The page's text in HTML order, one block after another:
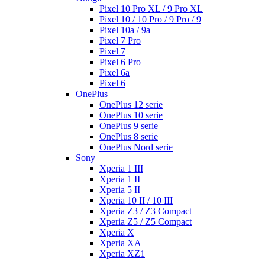
Pixel 10 Pro XL / 9 Pro XL
Pixel 10 / 10 Pro / 9 Pro / 9
Pixel 10a / 9a
Pixel 7 Pro
Pixel 7
Pixel 6 Pro
Pixel 6a
Pixel 6
OnePlus
OnePlus 12 serie
OnePlus 10 serie
OnePlus 9 serie
OnePlus 8 serie
OnePlus Nord serie
Sony
Xperia 1 III
Xperia 1 II
Xperia 5 II
Xperia 10 II / 10 III
Xperia Z3 / Z3 Compact
Xperia Z5 / Z5 Compact
Xperia X
Xperia XA
Xperia XZ1